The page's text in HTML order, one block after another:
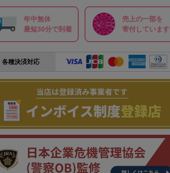
年中無休
最短30分で到着
売上の一部を
寄付しています
各種決済対応